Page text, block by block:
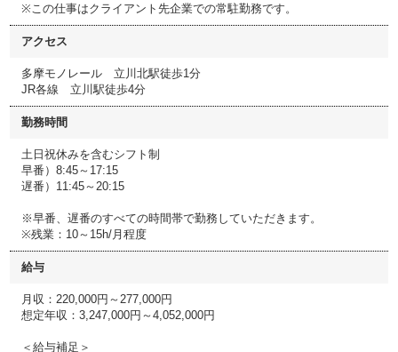
※この仕事はクライアント先企業での常駐勤務です。
アクセス
多摩モノレール 立川北駅徒歩1分
JR各線 立川駅徒歩4分
勤務時間
土日祝休みを含むシフト制
早番）8:45～17:15
遅番）11:45～20:15
※早番、遅番のすべての時間帯で勤務していただきます。
※残業：10～15h/月程度
給与
月収：220,000円～277,000円
想定年収：3,247,000円～4,052,000円
＜給与補足＞